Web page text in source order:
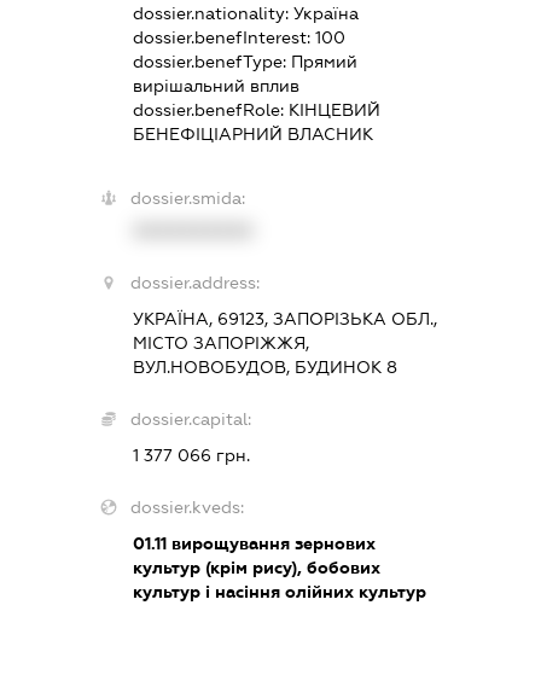
dossier.nationality: Україна
dossier.benefInterest: 100
dossier.benefType: Прямий
вирішальний вплив
dossier.benefRole: КІНЦЕВИЙ
БЕНЕФІЦІАРНИЙ ВЛАСНИК
dossier.smida:
dossier.address:
УКРАЇНА, 69123, ЗАПОРІЗЬКА ОБЛ.,
МІСТО ЗАПОРІЖЖЯ,
ВУЛ.НОВОБУДОВ, БУДИНОК 8
dossier.capital:
1 377 066 грн.
dossier.kveds:
01.11вирощування зернових
культур (крім рису), бобових
культур і насіння олійних культур